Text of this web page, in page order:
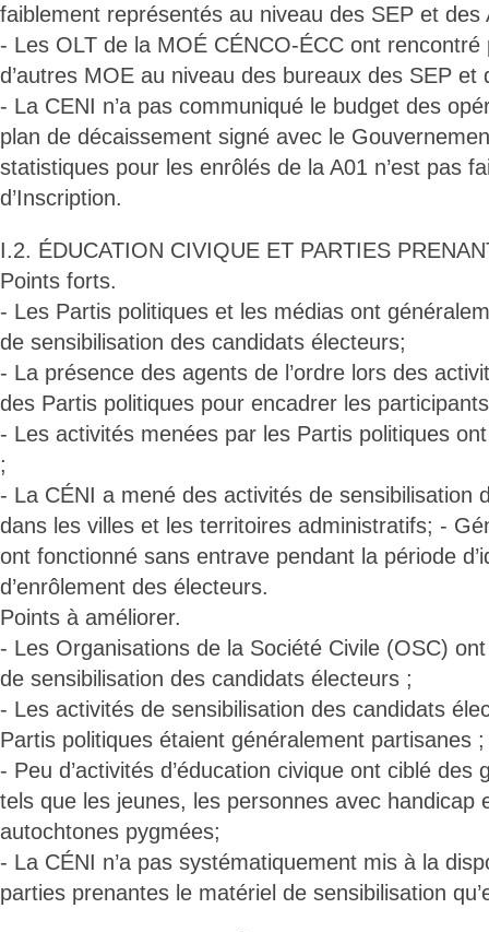
faiblement représentés au niveau des SEP et des
- Les OLT de la MOÉ CÉNCO-ÉCC ont rencontré
d’autres MOE au niveau des bureaux des SEP et
- La CENI n’a pas communiqué le budget des
plan de décaissement signé avec le
statistiques pour les enrôlés de la A01 n’est pas
d’Inscription.
I.2. ÉDUCATION CIVIQUE ET PARTIES
Points forts.
- Les Partis politiques et les médias ont
de sensibilisation des candidats électeurs;
- La présence des agents de l’ordre lors des
des Partis politiques pour encadrer les
- Les activités menées par les Partis politiques
;
- La CÉNI a mené des activités de sensibilisation
dans les villes et les territoires administratifs; -
ont fonctionné sans entrave pendant la période
d’enrôlement des électeurs.
Points à améliorer.
- Les Organisations de la Société Civile (OSC)
de sensibilisation des candidats électeurs ;
- Les activités de sensibilisation des candidats
Partis politiques étaient généralement partisanes ;
- Peu d’activités d’éducation civique ont ciblé des
tels que les jeunes, les personnes avec handicap
autochtones pygmées;
- La CÉNI n’a pas systématiquement mis à la
parties prenantes le matériel de sensibilisation